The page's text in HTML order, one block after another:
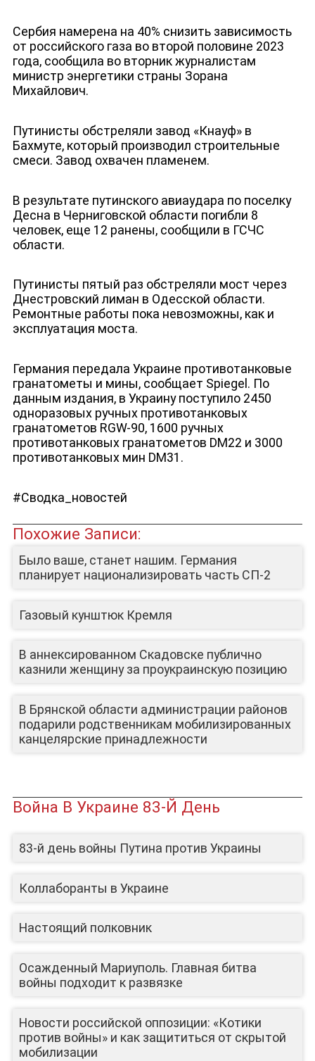
ДЕПУТАТЫ К СЪЕЗДУ
ЮТУБ-КАНАЛ
Сербия намерена на 40% снизить зависимость
от российского газа во второй половине 2023
года, сообщила во вторник журналистам
министр энергетики страны Зорана
Михайлович.
Путинисты обстреляли завод «Кнауф» в
Бахмуте, который производил строительные
смеси. Завод охвачен пламенем.
В результате путинского авиаудара по поселку
Десна в Черниговской области погибли 8
человек, еще 12 ранены, сообщили в ГСЧС
области.
Путинисты пятый раз обстреляли мост через
Днестровский лиман в Одесской области.
Ремонтные работы пока невозможны, как и
эксплуатация моста.
Германия передала Украине противотанковые
гранатометы и мины, сообщает Spiegel. По
данным издания, в Украину поступило 2450
одноразовых ручных противотанковых
гранатометов RGW-90, 1600 ручных
противотанковых гранатометов DM22 и 3000
противотанковых мин DM31.
#Сводка_новостей
Похожие Записи:
Было ваше, станет нашим. Германия
планирует национализировать часть СП-2
Газовый кунштюк Кремля
В аннексированном Скадовске публично
казнили женщину за проукраинскую позицию
В Брянской области администрации районов
подарили родственникам мобилизированных
канцелярские принадлежности
Война В Украине 83-Й День
83-й день войны Путина против Украины
Коллаборанты в Украине
Настоящий полковник
Осажденный Мариуполь. Главная битва
войны подходит к развязке
Новости российской оппозиции: «Котики
против войны» и как защититься от скрытой
мобилизации